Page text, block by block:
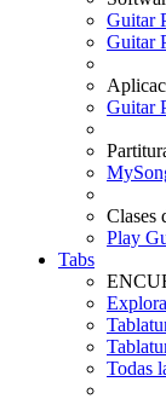
Guitar
Guitar
Guitar
Clases
Play
Tabs
Todas